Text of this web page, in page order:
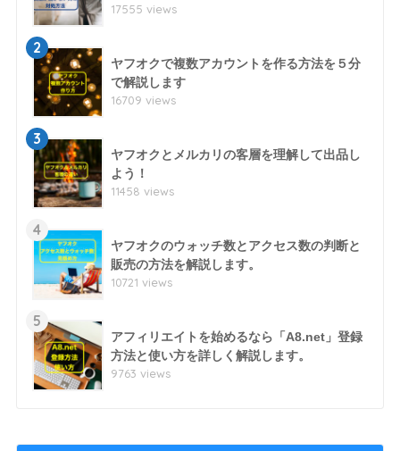
17555 views
2
ヤフオクで複数アカウントを作る方法を５分
で解説します
16709 views
3
ヤフオクとメルカリの客層を理解して出品し
よう！
11458 views
4
ヤフオクのウォッチ数とアクセス数の判断と
販売の方法を解説します。
10721 views
5
アフィリエイトを始めるなら「A8.net」登録
方法と使い方を詳しく解説します。
9763 views